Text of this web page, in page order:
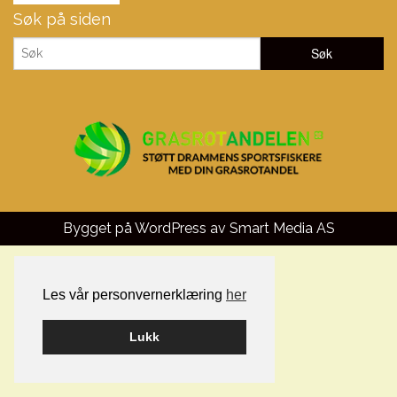
Les vår personvernerklæring her
Lukk
Søk på siden
Bygget på WordPress av Smart Media AS